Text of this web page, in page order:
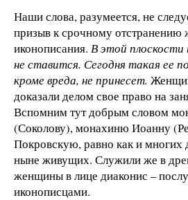
Наши слова, разумеется, не
призыв к срочному
иконописания. В этой
не ставится. Сегодня такая ее
кроме вреда, не принесет.
доказали делом свое право на
Вспомним тут добрым словом
(Соколову), монахиню Иоанну
Покровскую, равно как и многих
ныне живущих. Служили же в
женщины в лице диаконис –
иконописцами.